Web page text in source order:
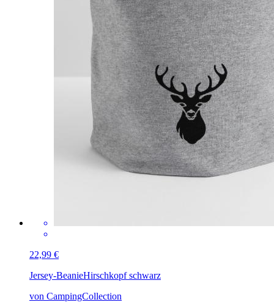
22,99 €
Jersey-BeanieHirschkopf schwarz
von CampingCollection